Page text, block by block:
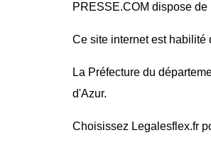
PRESSE.COM dispose
Ce site internet est habilité
La Préfecture du
d'Azur.
Choisissez Legalesflex.fr